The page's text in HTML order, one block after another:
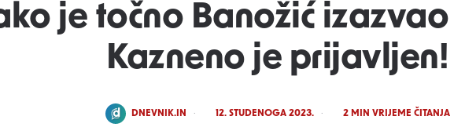
je točno Banožić izazvao
Kazneno je prijavljen!
POSTED
DNEVNIK.IN 12. STUDENOGA 2023. 2MIN VRIJEME ČITANJA